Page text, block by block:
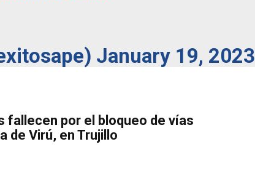
January 19, 2023
fallecen por el bloqueo de vías
de Virú, en Trujillo